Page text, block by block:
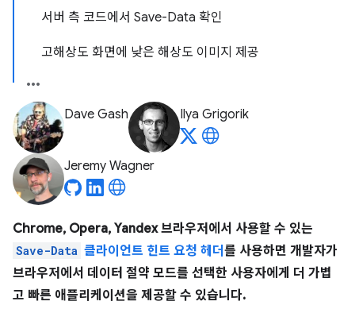
서버 측 코드에서 Save-Data 확인
고해상도 화면에 낮은 해상도 이미지 제공
Dave Gash Ilya Grigorik
Jeremy Wagner
Chrome, Opera, Yandex 브라우저에서 사용할 수 있는
Save-Data 클라이언트 힌트 요청 헤더 를 사용하면 개발자가
브라우저에서 데이터 절약 모드를 선택한 사용자에게 더 가볍
고 빠른 애플리케이션을 제공할 수 있습니다.